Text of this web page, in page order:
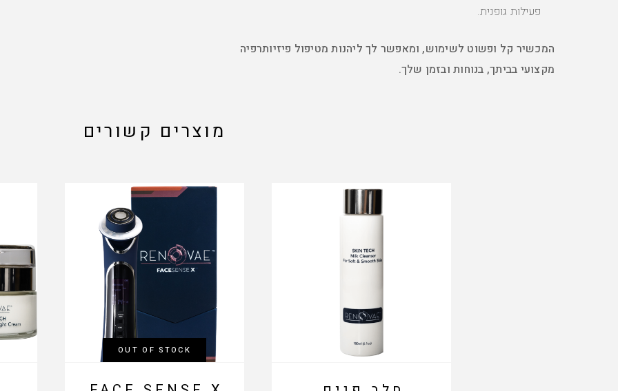
פעילות גופנית.
המכשיר קל ופשוט לשימוש, ומאפשר לך ליהנות מטיפול פיזיותרפיה
מקצועי בביתך, בנוחות ובזמן שלך.
מוצרים קשורים
OUT OF STOCK